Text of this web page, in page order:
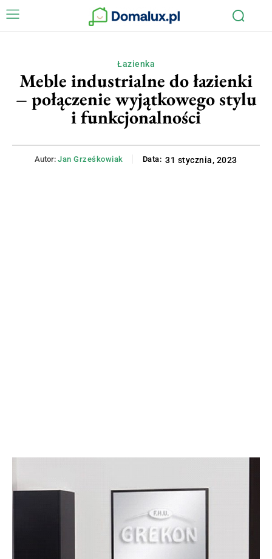
Łazienka
Meble industrialne do łazienki
– połączenie wyjątkowego stylu
i funkcjonalności
Autor: Jan Grześkowiak Data: 31 stycznia, 2023